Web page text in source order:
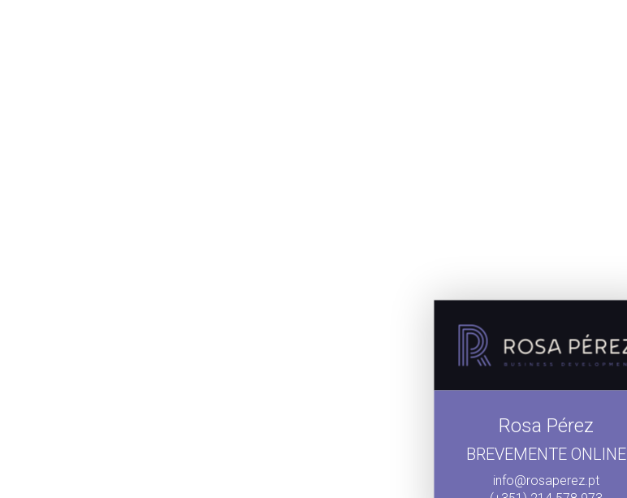
Rosa Pérez
BREVEMENTE ONLINE
info@rosaperez.pt